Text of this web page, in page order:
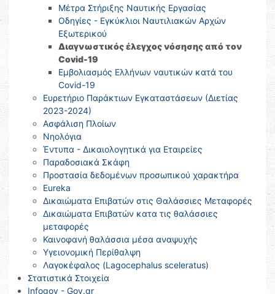
Μέτρα Στήριξης Ναυτικής Εργασίας
Οδηγίες - Εγκύκλιοι Ναυτιλιακών Αρχών
Εξωτερικού
Διαγνωστικός έλεγχος νόσησης από τον
Covid-19
Eμβολιασμός Ελλήνων ναυτικών κατά του
Covid-19
Ευρετήριο Παράκτιων Εγκαταστάσεων (Διετίας
2023-2024)
Ασφάλιση Πλοίων
Νηολόγια
Έντυπα - Δικαιολογητικά για Εταιρείες
Παραδοσιακά Σκάφη
Προστασία δεδομένων προσωπικού χαρακτήρα
Eureka
Δικαιώματα Επιβατών στις Θαλάσσιες Μεταφορές
Δικαιώματα Επιβατών κατα τις θαλάσσιες
μεταφορές
Καινοφανή θαλάσσια μέσα αναψυχής
Υγειονομική Περίθαλψη
Λαγοκέφαλος (Lagocephalus sceleratus)
Στατιστικά Στοιχεία
Infogov - Gov.gr